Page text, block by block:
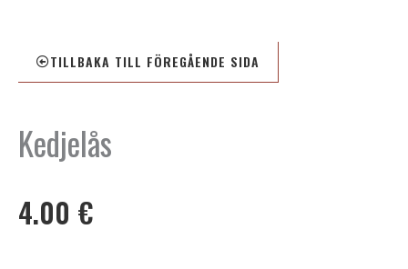
TILLBAKA TILL FÖREGÅENDE SIDA
Kedjelås
4.00 €